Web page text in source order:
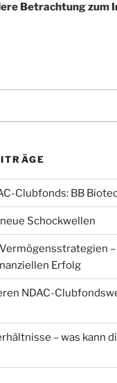
Betrachtung zum
Clubfonds: BB
Schockwellen
–
Erfolg
NDAC-
– was kann